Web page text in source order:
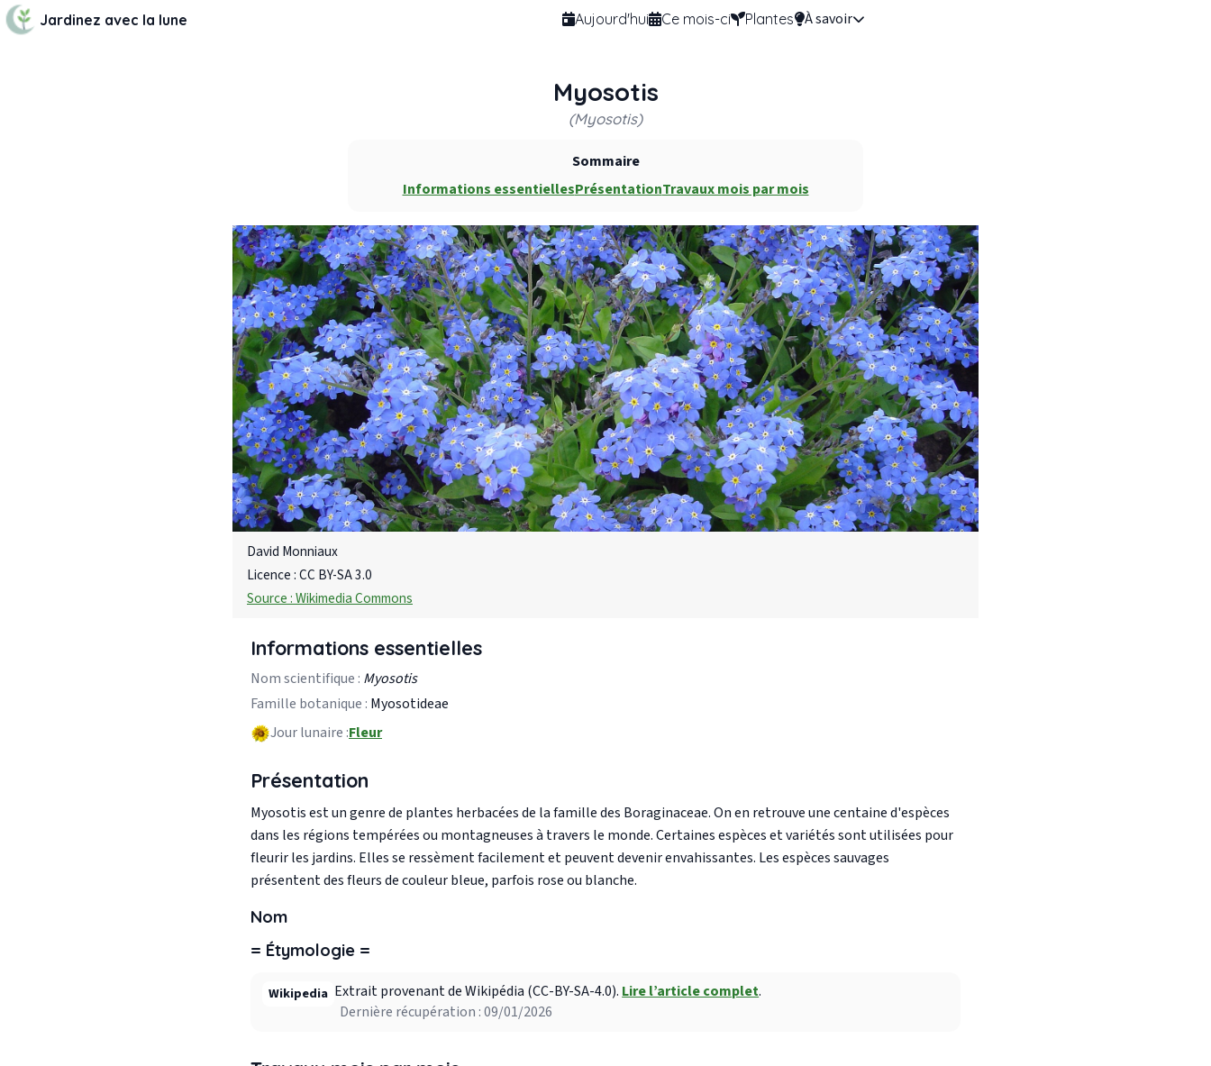
Jardinez avec la lune Aujourd'hui Ce mois-ci Plantes À savoir
Myosotis
(Myosotis)
Sommaire
Informations essentiellesPrésentationTravaux mois par mois
David Monniaux
Licence : CC BY-SA 3.0
Source : Wikimedia Commons
Informations essentielles
Nom scientifique : Myosotis
Famille botanique : Myosotideae
Jour lunaire :Fleur
Présentation
Myosotis est un genre de plantes herbacées de la famille des Boraginaceae. On en retrouve une centaine d'espèces
dans les régions tempérées ou montagneuses à travers le monde. Certaines espèces et variétés sont utilisées pour
fleurir les jardins. Elles se ressèment facilement et peuvent devenir envahissantes. Les espèces sauvages
présentent des fleurs de couleur bleue, parfois rose ou blanche.
Nom
= Étymologie =
Wikipedia Extrait provenant de Wikipédia (CC-BY-SA-4.0). Lire l’article complet.
Dernière récupération : 09/01/2026